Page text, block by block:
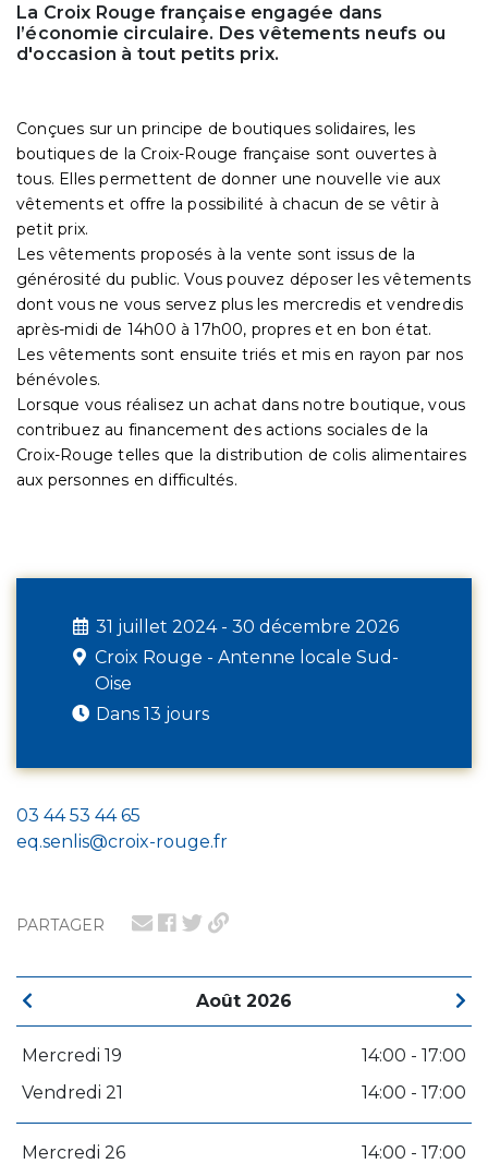
PARTAGER
Août 2026
Mercredi 19
14:00 - 17:00
Vendredi 21
14:00 - 17:00
Mercredi 26
14:00 - 17:00
La Croix Rouge française engagée dans
l’économie circulaire. Des vêtements neufs ou
d'occasion à tout petits prix.
Conçues sur un principe de boutiques solidaires, les
boutiques de la Croix-Rouge française sont ouvertes à
tous. Elles permettent de donner une nouvelle vie aux
vêtements et offre la possibilité à chacun de se vêtir à
petit prix.
Les vêtements proposés à la vente sont issus de la
générosité du public. Vous pouvez déposer les vêtements
dont vous ne vous servez plus les mercredis et vendredis
après-midi de 14h00 à 17h00, propres et en bon état.
Les vêtements sont ensuite triés et mis en rayon par nos
bénévoles.
Lorsque vous réalisez un achat dans notre boutique, vous
contribuez au financement des actions sociales de la
Croix-Rouge telles que la distribution de colis alimentaires
aux personnes en difficultés.
31 juillet 2024 - 30 décembre 2026
Croix Rouge - Antenne locale Sud-
Oise
Dans 13 jours
03 44 53 44 65
eq.senlis@croix-rouge.fr